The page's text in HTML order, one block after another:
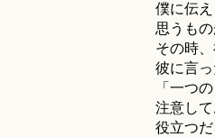
僕に伝
思うもの
その時
彼に言っ
「一つ
注意し
役立つ